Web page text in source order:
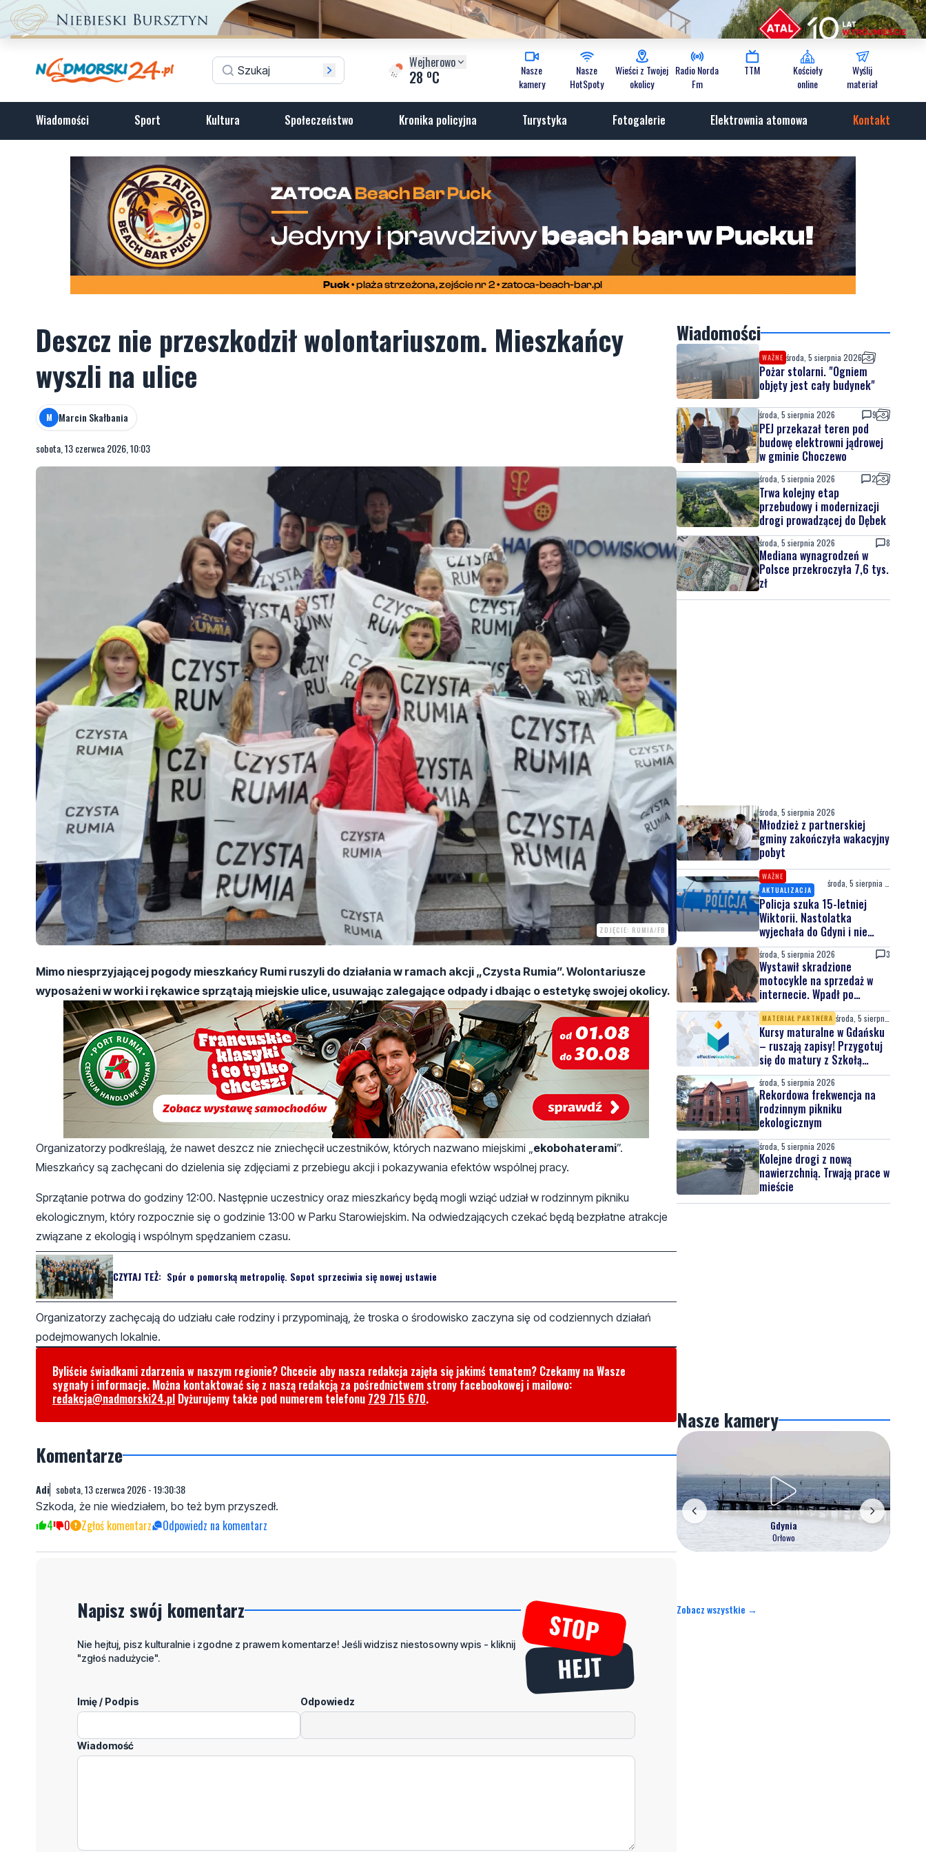
Wejherowo
28 oC
Nasze
kamery
Nasze
HotSpoty
Wieści z Twojej
okolicy
Radio Norda
Fm
TTM
Kościoły
online
Wyślij
materiał
Wiadomości Sport Kultura Społeczeństwo Kronika policyjna Turystyka Fotogalerie Elektrownia atomowa Kontakt
Deszcz nie przeszkodził wolontariuszom. Mieszkańcy
wyszli na ulice
M Marcin Skałbania
sobota, 13 czerwca 2026, 10:03
ZDJĘCIE: RUMIA/FB
Mimo niesprzyjającej pogody mieszkańcy Rumi ruszyli do działania w ramach akcji „Czysta Rumia”. Wolontariusze
wyposażeni w worki i rękawice sprzątają miejskie ulice, usuwając zalegające odpady i dbając o estetykę swojej okolicy.
Organizatorzy podkreślają, że nawet deszcz nie zniechęcił uczestników, których nazwano miejskimi „ ekobohaterami”.
Mieszkańcy są zachęcani do dzielenia się zdjęciami z przebiegu akcji i pokazywania efektów wspólnej pracy.
Sprzątanie potrwa do godziny 12:00. Następnie uczestnicy oraz mieszkańcy będą mogli wziąć udział w rodzinnym pikniku
ekologicznym, który rozpocznie się o godzinie 13:00 w Parku Starowiejskim. Na odwiedzających czekać będą bezpłatne atrakcje
związane z ekologią i wspólnym spędzaniem czasu.
CZYTAJ TEŻ: Spór o pomorską metropolię. Sopot sprzeciwia się nowej ustawie
Organizatorzy zachęcają do udziału całe rodziny i przypominają, że troska o środowisko zaczyna się od codziennych działań
podejmowanych lokalnie.
Byliście świadkami zdarzenia w naszym regionie? Chcecie aby nasza redakcja zajęła się jakimś tematem? Czekamy na Wasze
sygnały i informacje. Można kontaktować się z naszą redakcją za pośrednictwem strony facebookowej i mailowo:
redakcja@nadmorski24.pl Dyżurujemy także pod numerem telefonu 729 715 670.
Komentarze
Adi sobota, 13 czerwca 2026 - 19:30:38
Szkoda, że nie wiedziałem, bo też bym przyszedł.
4 0 Zgłoś komentarz Odpowiedz na komentarz
Napisz swój komentarz
Nie hejtuj, pisz kulturalnie i zgodne z prawem komentarze! Jeśli widzisz niestosowny wpis - kliknij
"zgłoś nadużycie".
Imię / Podpis Odpowiedz
Wiadomość
Wiadomości
WAŻNE środa, 5 sierpnia 2026
Pożar stolarni. "Ogniem
objęty jest cały budynek"
środa, 5 sierpnia 2026 9
PEJ przekazał teren pod
budowę elektrowni jądrowej
w gminie Choczewo
środa, 5 sierpnia 2026 2
Trwa kolejny etap
przebudowy i modernizacji
drogi prowadzącej do Dębek
środa, 5 sierpnia 2026 8
Mediana wynagrodzeń w
Polsce przekroczyła 7,6 tys.
zł
środa, 5 sierpnia 2026
Młodzież z partnerskiej
gminy zakończyła wakacyjny
pobyt
WAŻNE
AKTUALIZACJA
Policja szuka 15-letniej
Wiktorii. Nastolatka
wyjechała do Gdyni i nie
wróciła
środa, 5 sierpnia 2026 3
Wystawił skradzione
motocykle na sprzedaż w
internecie. Wpadł po
zgłoszeniu właściciela
MATERIAŁ PARTNERA
Kursy maturalne w Gdańsku
– ruszają zapisy! Przygotuj
się do matury z Szkołą
Effective Teaching!
środa, 5 sierpnia 2026
Rekordowa frekwencja na
rodzinnym pikniku
ekologicznym
środa, 5 sierpnia 2026
Kolejne drogi z nową
nawierzchnią. Trwają prace w
mieście
Nasze kamery
Gdynia
Orłowo
Zobacz wszystkie →